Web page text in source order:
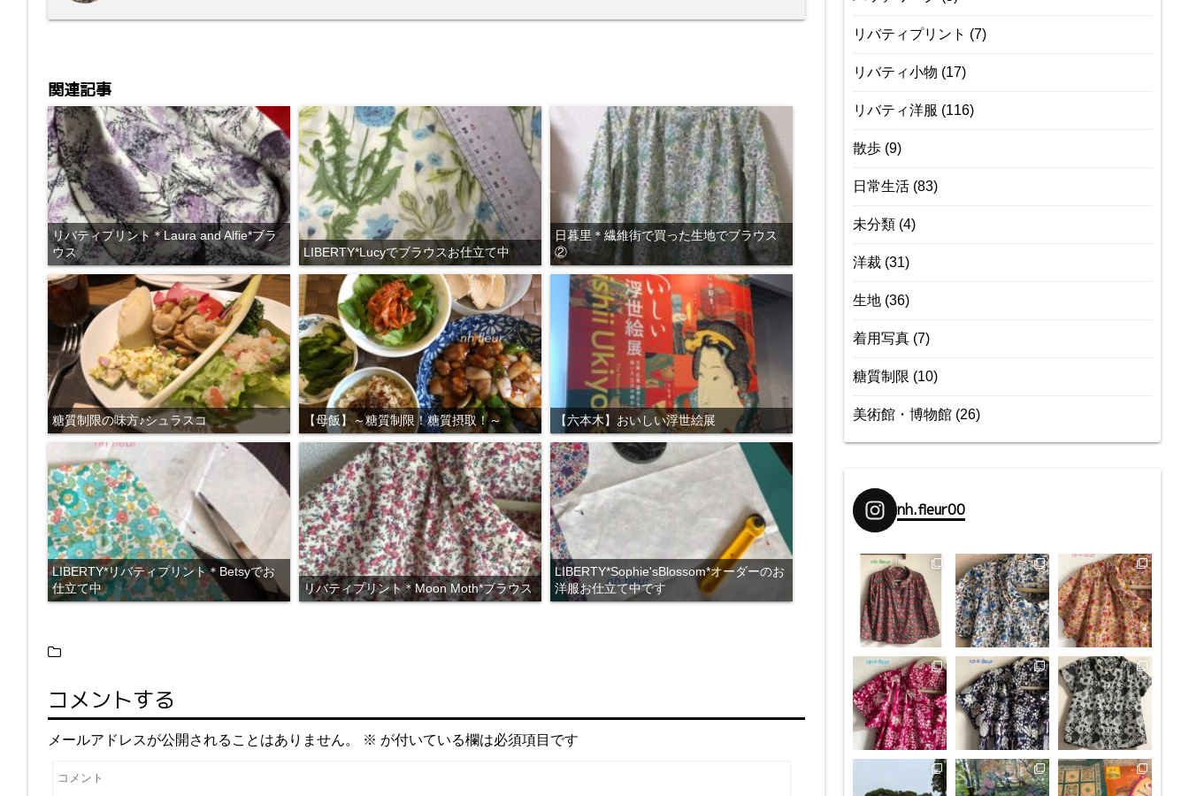
o
関連記事
リバティプリント＊Laura and Alfie*ブラ
ウス
LIBERTY*Lucyでブラウスお仕立て中
日暮里＊繊維街で買った生地でブラウス
②
糖質制限の味方♪シュラスコ 【母飯】～糖質制限！糖質摂取！～ 【六本木】おいしい浮世絵展
LIBERTY*リバティプリント＊Betsyでお
仕立て中
リバティプリント＊Moon Moth*ブラウス
LIBERTY*Sophie'sBlossom*オーダーのお
洋服お仕立て中です
コメントする
メールアドレスが公開されることはありません。 ※ が付いている欄は必須項目です
リバティプリント (7)
リバティ小物 (17)
リバティ洋服 (116)
散歩 (9)
日常生活 (83)
未分類 (4)
洋裁 (31)
生地 (36)
着用写真 (7)
糖質制限 (10)
美術館・博物館 (26)
nh.fleur00